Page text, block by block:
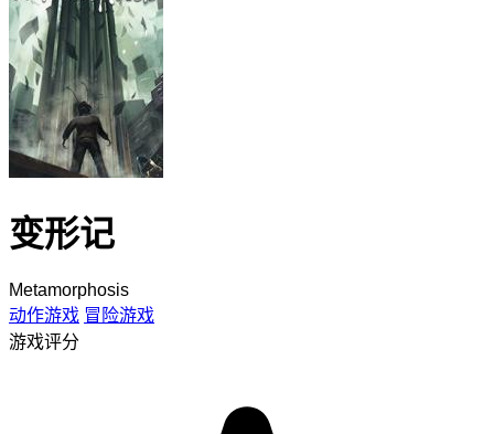
变形记
Metamorphosis
动作游戏 冒险游戏
游戏评分